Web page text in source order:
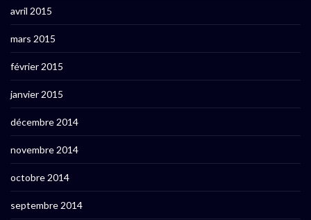
avril 2015
mars 2015
février 2015
janvier 2015
décembre 2014
novembre 2014
octobre 2014
septembre 2014